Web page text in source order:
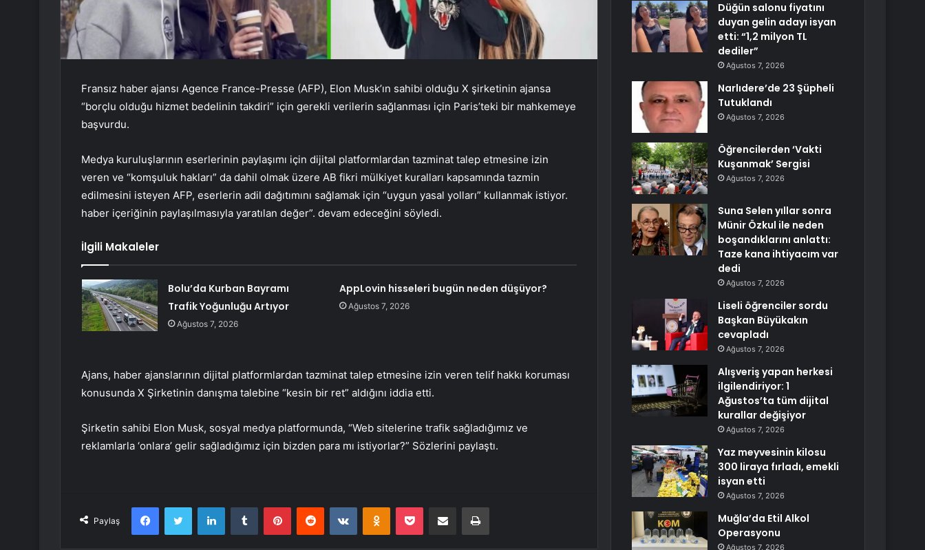
Fransız haber ajansı Agence France-Presse (AFP), Elon Musk’ın sahibi olduğu X şirketinin ajansa
“borçlu olduğu hizmet bedelinin takdiri” için gerekli verilerin sağlanması için Paris’teki bir mahkemeye
başvurdu.
Medya kuruluşlarının eserlerinin paylaşımı için dijital platformlardan tazminat talep etmesine izin
veren ve “komşuluk hakları” da dahil olmak üzere AB fikri mülkiyet kuralları kapsamında tazmin
edilmesini isteyen AFP, eserlerin adil dağıtımını sağlamak için “uygun yasal yolları” kullanmak istiyor.
haber içeriğinin paylaşılmasıyla yaratılan değer”. devam edeceğini söyledi.
İlgili Makaleler
Bolu’da Kurban Bayramı
Trafik Yoğunluğu Artıyor
Ağustos 7, 2026
AppLovin hisseleri bugün neden düşüyor?
Ağustos 7, 2026
Ajans, haber ajanslarının dijital platformlardan tazminat talep etmesine izin veren telif hakkı koruması
konusunda X Şirketinin danışma talebine “kesin bir ret” aldığını iddia etti.
Şirketin sahibi Elon Musk, sosyal medya platformunda, “Web sitelerine trafik sağladığımız ve
reklamlarla ‘onlara’ gelir sağladığımız için bizden para mı istiyorlar?” Sözlerini paylaştı.
Paylaş
FacebookTwitter LinkedInTumblr PinterestReddit VKontakteOdnoklassniki
Pocket E-Posta ile paylaş Yazdır
Düğün salonu fiyatını
duyan gelin adayı isyan
etti: “1,2 milyon TL
dediler”
Ağustos 7, 2026
Narlıdere’de 23 Şüpheli
Tutuklandı
Ağustos 7, 2026
Öğrencilerden ‘Vakti
Kuşanmak’ Sergisi
Ağustos 7, 2026
Suna Selen yıllar sonra
Münir Özkul ile neden
boşandıklarını anlattı:
Taze kana ihtiyacım var
dedi
Ağustos 7, 2026
Liseli öğrenciler sordu
Başkan Büyükakın
cevapladı
Ağustos 7, 2026
Alışveriş yapan herkesi
ilgilendiriyor: 1
Ağustos’ta tüm dijital
kurallar değişiyor
Ağustos 7, 2026
Yaz meyvesinin kilosu
300 liraya fırladı, emekli
isyan etti
Ağustos 7, 2026
Muğla’da Etil Alkol
Operasyonu
Ağustos 7, 2026